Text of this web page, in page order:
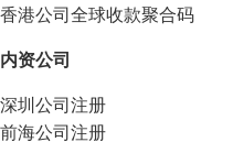
香港公司全球收款聚合码
内资公司
深圳公司注册
前海公司注册